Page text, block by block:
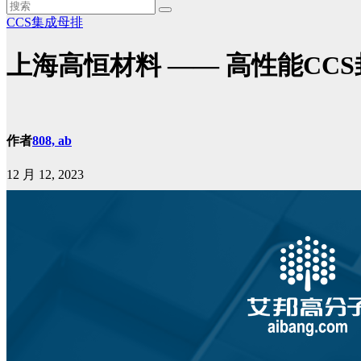
CCS集成母排
上海高恒材料 —— 高性能CCS
作者808, ab
12 月 12, 2023